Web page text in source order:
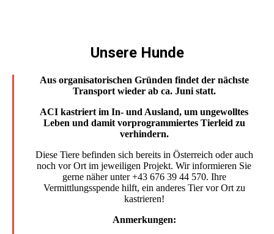
Unsere Hunde
Aus organisatorischen Gründen findet der nächste
Transport wieder ab ca. Juni statt.
ACI kastriert im In- und Ausland, um ungewolltes
Leben und damit vorprogrammiertes Tierleid zu
verhindern.
Diese Tiere befinden sich bereits in Österreich oder auch
noch vor Ort im jeweiligen Projekt. Wir informieren Sie
gerne näher unter +43 676 39 44 570. Ihre
Vermittlungsspende hilft, ein anderes Tier vor Ort zu
kastrieren!
Anmerkungen: